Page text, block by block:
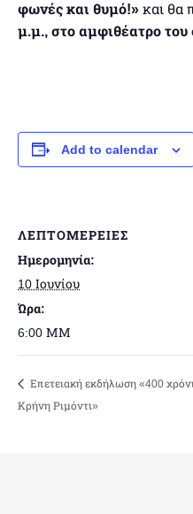
φωνές και θυμό!» και θα
μ.μ., στο αμφιθέατρο του
Add to calendar
ΛΕΠΤΟΜΈΡΕΙΕΣ
Ημερομηνία:
10 Ιουνίου
Ώρα:
6:00 ΜΜ
Επετειακή εκδήλωση «400
Κρήνη Ριμόντι»